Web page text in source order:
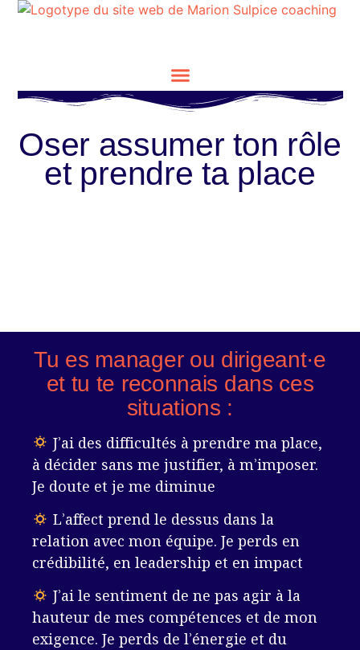
Oser assumer ton rôle
et prendre ta place
Tu es manager ou dirigeant·e
et tu te reconnais dans ces
situations :
J’ai des difficultés à prendre ma place,
à décider sans me justifier, à m’imposer.
Je doute et je me diminue
L’affect prend le dessus dans la
relation avec mon équipe. Je perds en
crédibilité, en leadership et en impact
J’ai le sentiment de ne pas agir à la
hauteur de mes compétences et de mon
exigence. Je perds de l’énergie et du